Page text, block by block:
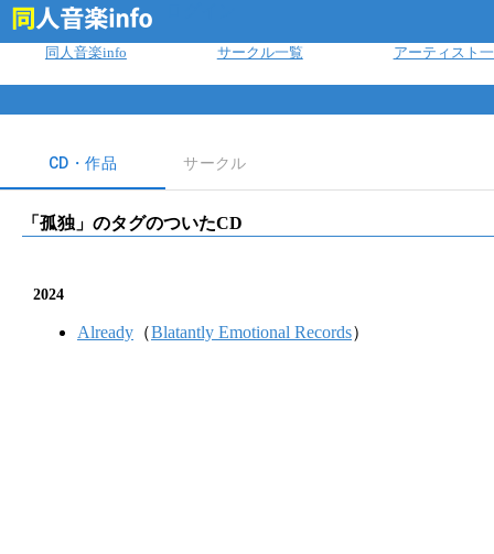
同人音楽info サークル一覧 アーティスト
CD・作品 サークル
「 孤独 」のタグのついたCD
2024
Already （Blatantly Emotional Records）